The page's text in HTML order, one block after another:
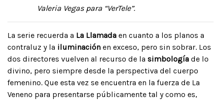
Valeria Vegas para “VerTele”.
La serie recuerda a La Llamada en cuanto a los planos a
contraluz y la iluminación en exceso, pero sin sobrar. Los
dos directores vuelven al recurso de la simbología de lo
divino, pero siempre desde la perspectiva del cuerpo
femenino. Que esta vez se encuentra en la fuerza de La
Veneno para presentarse públicamente tal y como es,